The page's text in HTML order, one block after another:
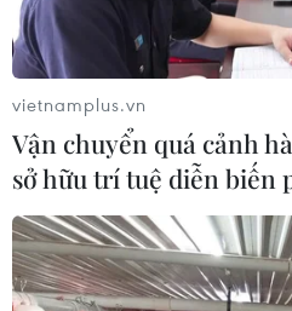
Áp thấp nhiệt đới mạnh
bão số 3, vùng ven biển
hưởng
05/08/2026 01:41
Mưa lũ, sạt lở tại Sri Lanka
người thiệt mạng
04/08/2026 23:09
vietnamplus.vn
Vận chuyển quá cảnh
sở hữu trí tuệ diễn biến